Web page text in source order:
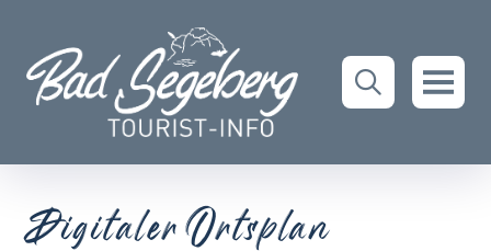
Digitaler Ortsplan